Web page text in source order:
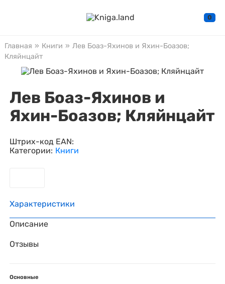
0
Главная » Книги » Лев Боаз-Яхинов и Яхин-Боазов;
Кляйнцайт
Лев Боаз-Яхинов и
Яхин-Боазов; Кляйнцайт
Штрих-код EAN:
Категории: Книги
Характеристики
Описание
Отзывы
Основные